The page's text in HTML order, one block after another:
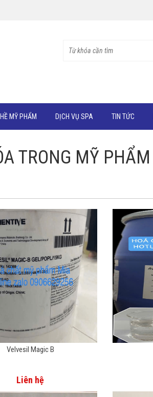
MỸ PHẨM DỊCH VỤ SPA TIN TỨC
TRONG MỸ PHẨM
Velvesil Magic B
Liên hệ